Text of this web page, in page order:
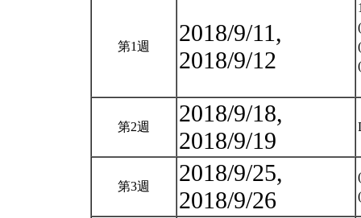
第1週
2018/9/11,
2018/9/12
第2週
2018/9/18,
2018/9/19
第3週
2018/9/25,
2018/9/26